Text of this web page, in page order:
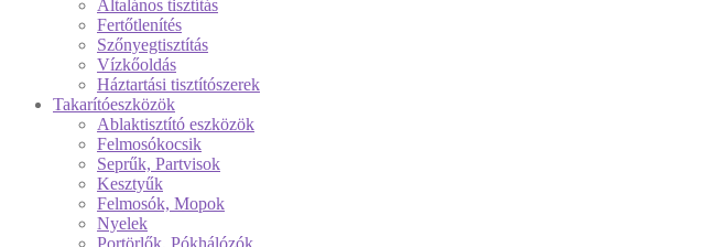
Általános tisztítás
Fertőtlenítés
Szőnyegtisztítás
Vízkőoldás
Háztartási tisztítószerek
Takarítóeszközök
Ablaktisztító eszközök
Felmosókocsik
Seprűk, Partvisok
Kesztyűk
Felmosók, Mopok
Nyelek
Portörlők, Pókhálózók